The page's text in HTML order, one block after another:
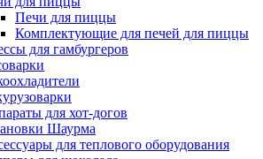
Печи для пиццы
Комплектующие для печей для пиццы
для гамбургеров
для хот-догов
Шаурма
для теплового оборудования